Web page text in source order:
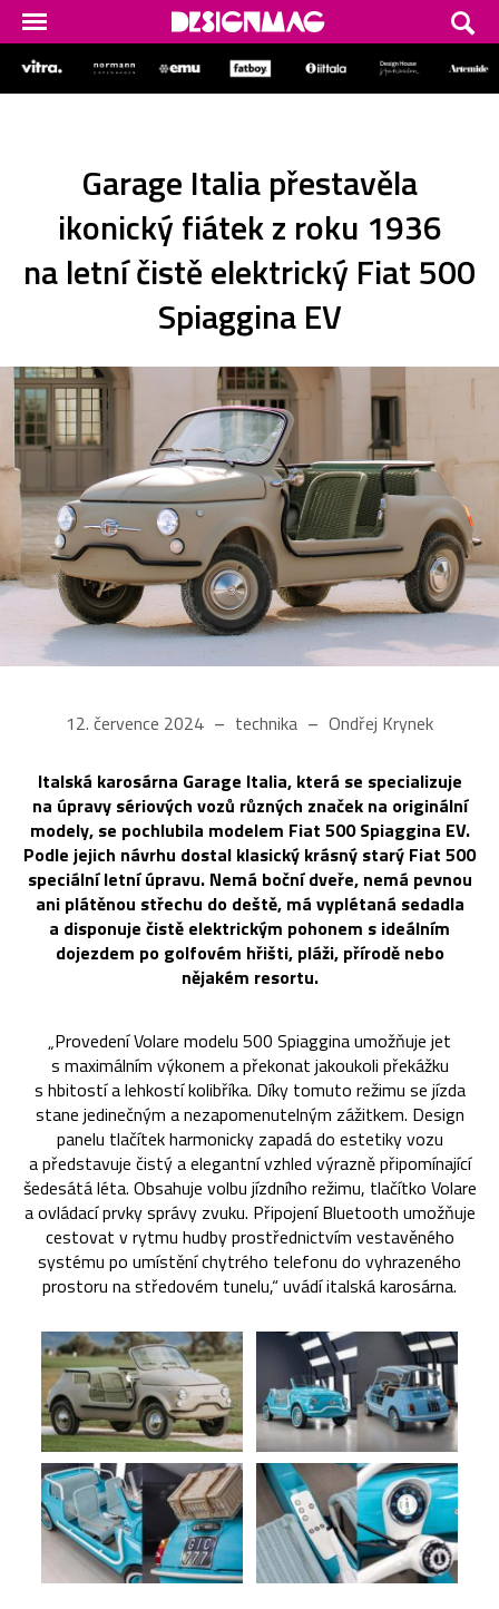
Garage Italia přestavěla
ikonický fiátek z roku 1936
na letní čistě elektrický Fiat 500
Spiaggina EV
12. července 2024 technika Ondřej Krynek
Italská karosárna Garage Italia, která se specializuje
na úpravy sériových vozů různých značek na originální
modely, se pochlubila modelem Fiat 500 Spiaggina EV.
Podle jejich návrhu dostal klasický krásný starý Fiat 500
speciální letní úpravu. Nemá boční dveře, nemá pevnou
ani plátěnou střechu do deště, má vyplétaná sedadla
a disponuje čistě elektrickým pohonem s ideálním
dojezdem po golfovém hřišti, pláži, přírodě nebo
nějakém resortu.
„Provedení Volare modelu 500 Spiaggina umožňuje jet
s maximálním výkonem a překonat jakoukoli překážku
s hbitostí a lehkostí kolibříka. Díky tomuto režimu se jízda
stane jedinečným a nezapomenutelným zážitkem. Design
panelu tlačítek harmonicky zapadá do estetiky vozu
a představuje čistý a elegantní vzhled výrazně připomínající
šedesátá léta. Obsahuje volbu jízdního režimu, tlačítko Volare
a ovládací prvky správy zvuku. Připojení Bluetooth umožňuje
cestovat v rytmu hudby prostřednictvím vestavěného
systému po umístění chytrého telefonu do vyhrazeného
prostoru na středovém tunelu,“ uvádí italská karosárna.